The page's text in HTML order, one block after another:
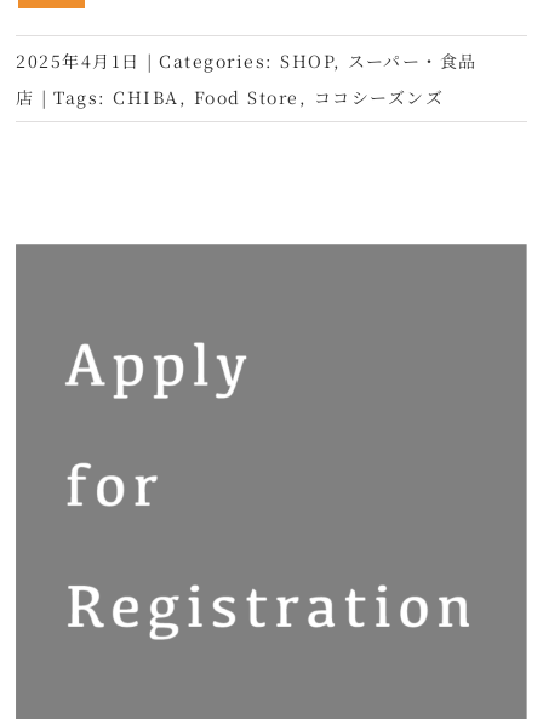
2025年4月1日 | Categories:SHOP, スーパー・食品
店 | Tags:CHIBA , Food Store , ココシーズンズ